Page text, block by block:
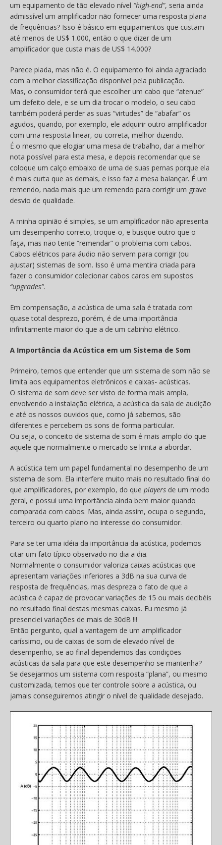
um equipamento de tão elevado nível “high-end”, seria ainda
admissível um amplificador não fornecer uma resposta plana
de frequências? Isso é básico em equipamentos que custam
até menos de US$ 1.000, então o que dizer de um
amplificador que custa mais de US$ 14.000?
Parece piada, mas não é. O equipamento foi ainda agraciado
com a melhor classificação disponível pela publicação.
Mas, o consumidor terá que escolher um cabo que “atenue”
um defeito dele, e se um dia trocar o modelo, o seu cabo
também poderá perder as suas “virtudes” de “abafar” os
agudos, quando, por exemplo, ele adquirir outro amplificador
com uma resposta linear, ou correta, melhor dizendo.
É o mesmo que elogiar uma mesa de trabalho, dar a melhor
nota possível para esta mesa, e depois recomendar que se
coloque um calço embaixo de uma de suas pernas porque ela
é mais curta que as demais, e isso faz a mesa balançar. É um
remendo, nada mais que um remendo para corrigir um grave
desvio de qualidade.
A minha opinião é simples, se um amplificador não apresenta
um desempenho correto, troque-o, e busque outro que o
faça, mas não tente “remendar” o problema com cabos.
Cabos elétricos para áudio não servem para corrigir (ou
ajustar) sistemas de som. Isso é uma mentira criada para
fazer o consumidor colecionar cabos caros em supostos
“upgrades”.
Em compensação, a acústica de uma sala é tratada com
quase total desprezo, porém, é de uma importância
infinitamente maior do que a de um cabinho elétrico.
A Importância da Acústica em um Sistema de Som
Primeiro, temos que entender que um sistema de som não se
limita aos equipamentos eletrônicos e caixas- acústicas.
O sistema de som deve ser visto de forma mais ampla,
envolvendo a instalação elétrica, a acústica da sala de audição
e até os nossos ouvidos que, como já sabemos, são
diferentes e percebem os sons de forma particular.
Ou seja, o conceito de sistema de som é mais amplo do que
aquele que normalmente o mercado se limita a abordar.
A acústica tem um papel fundamental no desempenho de um
sistema de som. Ela interfere muito mais no resultado final do
que amplificadores, por exemplo, do que players de um modo
geral, e possui uma importância ainda bem maior quando
comparada com cabos. Mas, ainda assim, ocupa o segundo,
terceiro ou quarto plano no interesse do consumidor.
Para se ter uma idéia da importância da acústica, podemos
citar um fato típico observado no dia a dia.
Normalmente o consumidor valoriza caixas acústicas que
apresentam variações inferiores a 3dB na sua curva de
resposta de frequências, mas despreza o fato de que a
acústica é capaz de provocar variações de 15 ou mais decibéis
no resultado final destas mesmas caixas. Eu mesmo já
presenciei variações de mais de 30dB !!!
Então pergunto, qual a vantagem de um amplificador
caríssimo, ou de caixas de som de elevado nível de
desempenho, se ao final dependemos das condições
acústicas da sala para que este desempenho se mantenha?
Se desejarmos um sistema com resposta “plana”, ou mesmo
customizada, temos que ter controle sobre a acústica, ou
jamais conseguiremos atingir o nível de qualidade desejado.